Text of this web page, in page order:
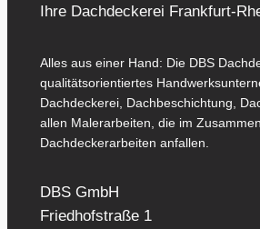
Ihre Dachdeckerei Frankfurt-
Alles aus einer Hand: Die DBS
qualitätsorientiertes
Dachdeckerei, Dachbeschichtung,
allen Malerarbeiten, die im
Dachdeckerarbeiten anfallen.
DBS GmbH
Friedhofstraße 1